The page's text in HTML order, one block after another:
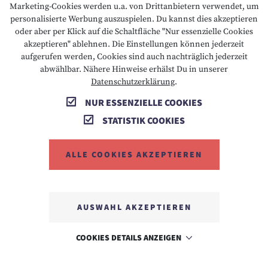
Marketing-Cookies werden u.a. von Drittanbietern verwendet, um
personalisierte Werbung auszuspielen. Du kannst dies akzeptieren
oder aber per Klick auf die Schaltfläche "Nur essenzielle Cookies
akzeptieren" ablehnen. Die Einstellungen können jederzeit
aufgerufen werden, Cookies sind auch nachträglich jederzeit
abwählbar. Nähere Hinweise erhälst Du in unserer
Datenschutzerklärung.
NUR ESSENZIELLE COOKIES
STATISTIK COOKIES
ALLE COOKIES AKZEPTIEREN
AUSWAHL AKZEPTIEREN
COOKIES DETAILS ANZEIGEN